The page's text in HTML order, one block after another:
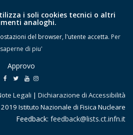
i soli cookies tecnici o altri
analoghi.
del browser, l'utente accetta. Per
saperne di piu'
Approvo
Legali | Dichiarazione di Accessibilità
Istituto Nazionale di Fisica Nucleare
Feedback: feedback@lists.ct.infn.it